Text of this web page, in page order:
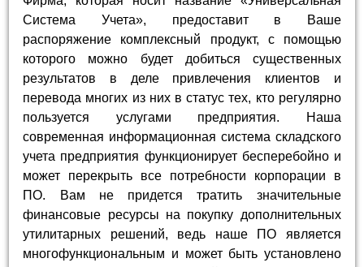
Система Учета», предоставит в Ваше
распоряжение комплексный продукт, с помощью
которого можно будет добиться существенных
результатов в деле привлечения клиентов и
перевода многих из них в статус тех, кто регулярно
пользуется услугами предприятия. Наша
современная информационная система складского
учета предприятия функционирует бесперебойно и
может перекрыть все потребности корпорации в
ПО. Вам не придется тратить значительные
финансовые ресурсы на покупку дополнительных
утилитарных решений, ведь наше ПО является
многофункциональным и может быть установлено